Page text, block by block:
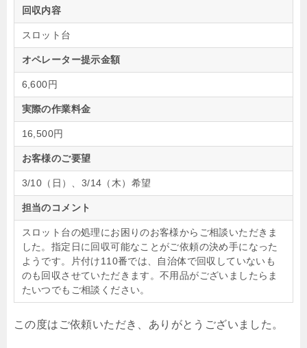
回収内容
スロット台
オペレーター提示金額
6,600円
実際の作業料金
16,500円
お客様のご要望
3/10（日）、3/14（木）希望
担当のコメント
スロット台の処理にお困りのお客様からご相談いただきま
した。指定日に回収可能なことがご依頼の決め手になった
ようです。片付け110番では、自治体で回収していないも
のも回収させていただきます。不用品がございましたらま
たいつでもご相談ください。
この度はご依頼いただき、ありがとうございました。